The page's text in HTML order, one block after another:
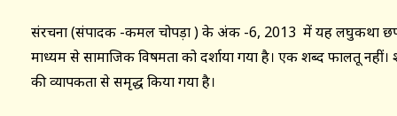
संरचना (संपादक -कमल चोपड़ा ) के अंक -6, 2013 में यह लघुकथा
माध्यम से सामाजिक विषमता को दर्शाया गया है। एक शब्द फालतू
की व्यापकता से समृद्ध किया गया है।